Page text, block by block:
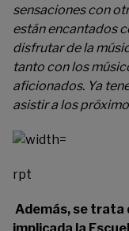
sensaciones con
están encantados
disfrutar de la
tanto con los
aficionados. Ya
asistir a los
rpt
Además, se trata